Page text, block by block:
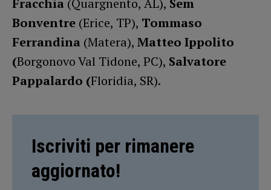
Fracchia (Quargnento, AL), Sem
Bonventre (Erice, TP), Tommaso
Ferrandina (Matera), Matteo Ippolito
(Borgonovo Val Tidone, PC), Salvatore
Pappalardo (Floridia, SR).
Iscriviti per rimanere
aggiornato!